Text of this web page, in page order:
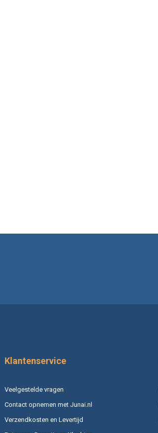
Klantenservice
Veelgestelde vragen
Contact opnemen met Junai.nl
Verzendkosten en Levertijd